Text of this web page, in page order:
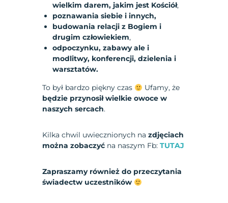
wielkim darem, jakim jest Kościół,
poznawania siebie i innych,
budowania relacji z Bogiem i
drugim człowiekiem,
odpoczynku, zabawy ale i
modlitwy, konferencji, dzielenia i
warsztatów.
To był bardzo piękny czas
Ufamy, że
będzie przynosił wielkie owoce w
naszych sercach.
Kilka chwil uwiecznionych nazdjęciach
można zobaczyć na naszym Fb:TUTAJ
Zapraszamy również do przeczytania
świadectw uczestników